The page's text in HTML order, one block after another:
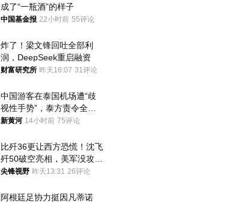
成了“一瓶酒”的样子
中国基金报 22小时前 55评论
炸了！梁文锋回吐全部利
润，DeepSeek重启融资
财富研究所 昨天16:07 31评论
中国游客在泰国机场遭“歧
视性手势”，泰方责令全面
调查，对责任人采取最严厉
新黄河 14小时前 75评论
比歼36更让西方恐慌！沈飞
歼50破空亮相，美军没攻克
的技术被拿下
尖锋视野 昨天13:31 26评论
阿根廷足协力挺因凡蒂诺